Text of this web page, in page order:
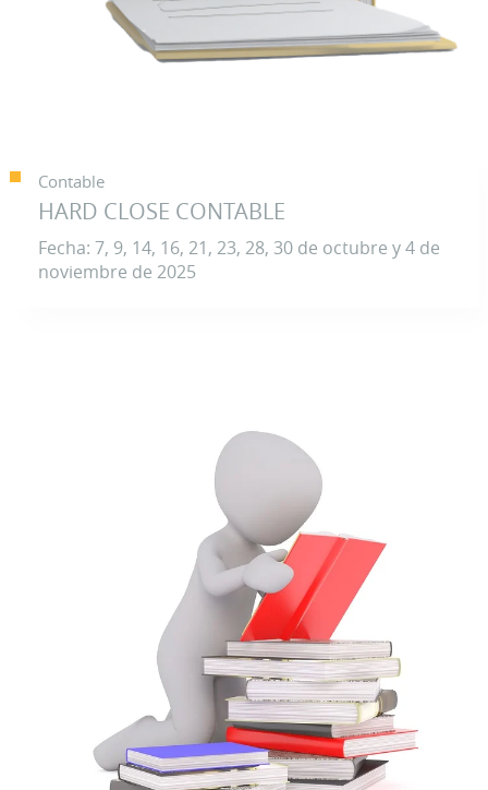
Contable
HARD CLOSE CONTABLE
Fecha: 7, 9, 14, 16, 21, 23, 28, 30 de octubre y 4 de
noviembre de 2025